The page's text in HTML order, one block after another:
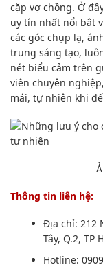
cặp vợ chồng. Ở
uy tín nhất nổi bật
các góc chụp lạ,
trung sáng tạo,
nét biểu cảm trên
viên chuyên
mái, tự nhiên khi
Thông tin liên hệ:
Địa chỉ: 212
Tây, Q.2, TP
Hotline: